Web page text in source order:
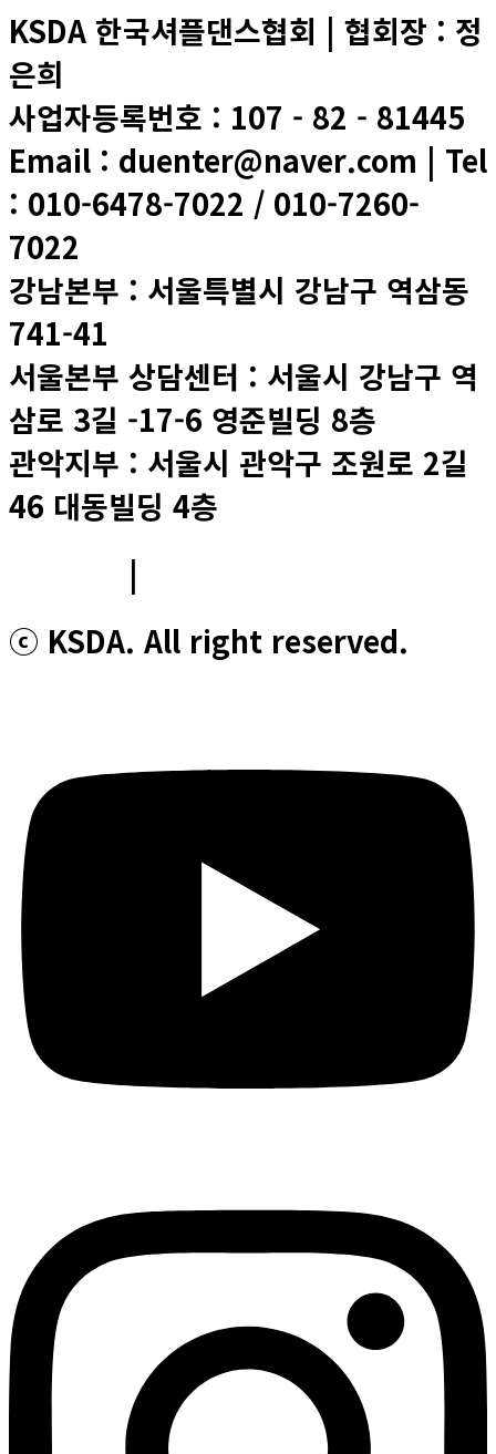
KSDA 한국셔플댄스협회 | 협회장 : 정
은희
사업자등록번호 : 107 - 82 - 81445
Email : duenter@naver.com | Tel
: 010-6478-7022 / 010-7260-
7022
강남본부 : 서울특별시 강남구 역삼동
741-41
서울본부 상담센터 : 서울시 강남구 역
삼로 3길 -17-6 영준빌딩 8층
관악지부 : 서울시 관악구 조원로 2길
46 대동빌딩 4층
|
ⓒ KSDA. All right reserved.